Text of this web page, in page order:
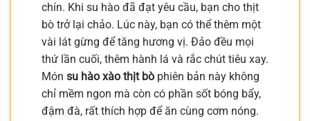
chín. Khi su hào đã đạt yêu cầu, bạn cho thịt
bò trở lại chảo. Lúc này, bạn có thể thêm một
vài lát gừng để tăng hương vị. Đảo đều mọi
thứ lần cuối, thêm hành lá và rắc chút tiêu xay.
Món su hào xào thịt bò phiên bản này không
chỉ mềm ngon mà còn có phần sốt bóng bẩy,
đậm đà, rất thích hợp để ăn cùng cơm nóng.